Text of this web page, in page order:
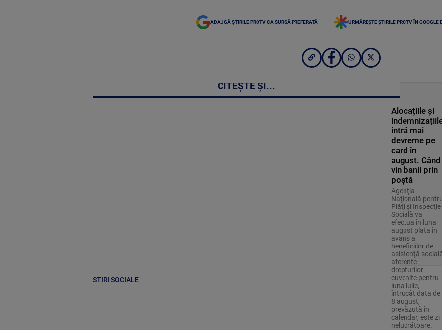
ADAUGĂ ȘTIRILE PROTV CA SURSĂ PREFERATĂ URMĂREȘTE ȘTIRILE PROTV ÎN GOOGLE
CITEȘTE ȘI...
STIRI SOCIALE
Alocațiile și
intră mai
devreme pe
card în
august. Când
vin banii prin
poștă
Agenţia
Naţională
Plăţi şi Inspecţie
Socială va
efectua în luna
august plata în
avans a
beneficiilor de
asistenţă
aferente
drepturilor
cuvenite pentru
luna iulie,
întrucât data de
8 august,
prevăzută în
calendar, este zi
nelucrătoare.